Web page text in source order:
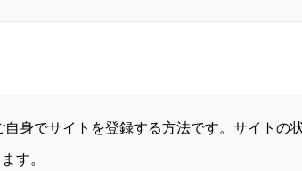
身でサイトを登録する方法です。サイトの
す。